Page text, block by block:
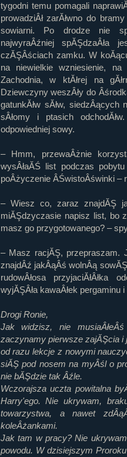
tygodni temu pomagali
prowadziÂł zarĂłwno do
sowiarni. Po drodze nie
najwyraÂźniej
czĂŞÂściach zamku. W
na niewielkie wzniesienie, na
Zachodnia, w ktĂłrej na
Dziewczyny weszÂły do
gatunkĂłw sĂłw, siedzÂących
sÂłomy i ptasich
odpowiedniej sowy.
– Hmm, przewaÂżnie
wysÂłaĂŚ list podczas
poÂżyczenie ÂŚwistoÂświnki –
– Wiesz co, zaraz znajdĂŞ
miĂŞdzyczasie napisz list, bo
masz go przygotowanego? –
– Masz racjĂŞ, przepraszam.
znajdÂź jakÂąÂś wolnÂą
rudowÂłosa przyjaciĂłÂłka
wyjĂŞÂła kawaÂłek pergaminu
Drogi Ronie,
Jak widzisz, nie
zaczynamy pierwsze zajĂŞcia
od razu lekcje z nowymi
siĂŞ pod nosem na myÂśl o
nie bĂŞdzie tak Âźle.
Wczorajsza uczta powitalna
Harry'ego. Nie ukrywam,
towarzystwa, a nawet
koleÂżankami.
Jak tam w pracy? Nie
powodu. W dzisiejszym